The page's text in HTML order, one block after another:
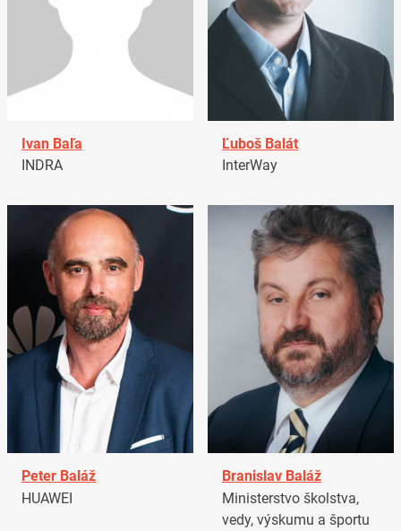
Ivan Baľa
INDRA
Ľuboš Balát
InterWay
Peter Baláž
HUAWEI
Branislav Baláž
Ministerstvo školstva,
vedy, výskumu a športu